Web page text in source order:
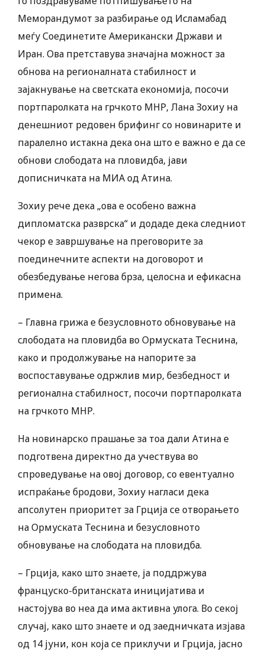
Меморандумот за разбирање од Исламабад
меѓу Соединетите Американски Држави и
Иран. Ова претставува значајна можност за
обнова на регионалната стабилност и
зајакнување на светската економија, посочи
портпаролката на грчкото МНР, Лана Зохиу на
денешниот редовен брифинг со новинарите и
паралелно истакна дека она што е важно е да се
обнови слободата на пловидба, јави
дописничката на МИА од Атина.
Зохиу рече дека „ова е особено важна
дипломатска разврска“ и додаде дека следниот
чекор е завршување на преговорите за
поединечните аспекти на договорот и
обезбедување негова брза, целосна и ефикасна
примена.
– Главна грижа е безусловното обновување на
слободата на пловидба во Ормуската Теснина,
како и продолжување на напорите за
воспоставување одржлив мир, безбедност и
регионална стабилност, посочи портпаролката
на грчкото МНР.
На новинарско прашање за тоа дали Атина е
подготвена директно да учествува во
спроведување на овој договор, со евентуално
испраќање бродови, Зохиу нагласи дека
апсолутен приоритет за Грција се отворањето
на Ормуската Теснина и безусловното
обновување на слободата на пловидба.
– Грција, како што знаете, ја поддржува
француско-британската иницијатива и
настојува во неа да има активна улога. Во секој
случај, како што знаете и од заедничката изјава
од 14 јуни, кон која се приклучи и Грција, јасно